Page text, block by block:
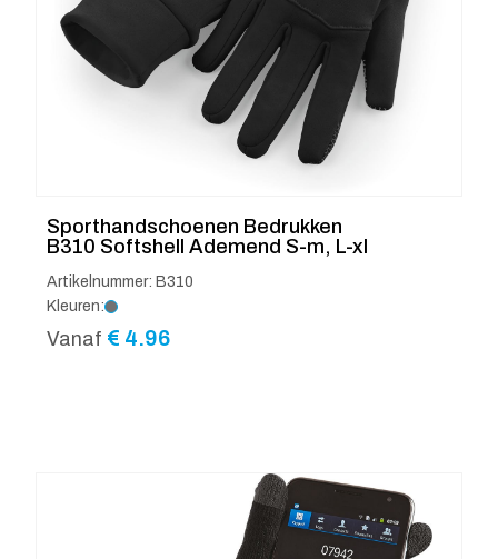
Sporthandschoenen Bedrukken
B310 Softshell Ademend S-m, L-xl
Artikelnummer: B310
Kleuren:
Vanaf € 4.96